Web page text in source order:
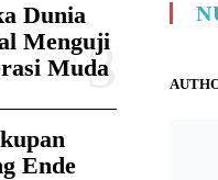
Dunia
Menguji
Muda
Ende